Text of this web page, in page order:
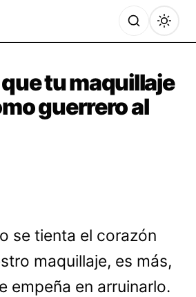
tu maquillaje
guerrero al
se tienta el corazón
maquillaje, es más,
empeña en arruinarlo.